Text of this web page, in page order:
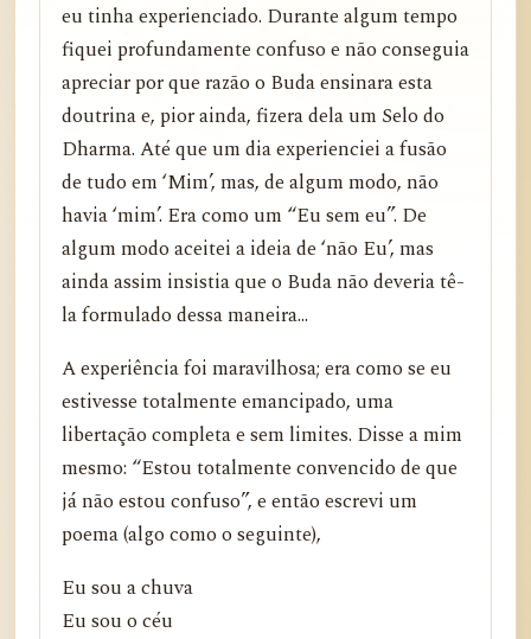
eu tinha experienciado. Durante algum tempo
fiquei profundamente confuso e não conseguia
apreciar por que razão o Buda ensinara esta
doutrina e, pior ainda, fizera dela um Selo do
Dharma. Até que um dia experienciei a fusão
de tudo em ‘Mim’, mas, de algum modo, não
havia ‘mim’. Era como um “Eu sem eu”. De
algum modo aceitei a ideia de ‘não Eu’, mas
ainda assim insistia que o Buda não deveria tê-
la formulado dessa maneira...
A experiência foi maravilhosa; era como se eu
estivesse totalmente emancipado, uma
libertação completa e sem limites. Disse a mim
mesmo: “Estou totalmente convencido de que
já não estou confuso”, e então escrevi um
poema (algo como o seguinte),
Eu sou a chuva
Eu sou o céu